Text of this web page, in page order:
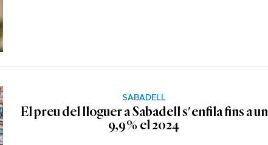
SABADELL
El preu del lloguer a Sabadell s'enfila fins a un
9,9% el 2024